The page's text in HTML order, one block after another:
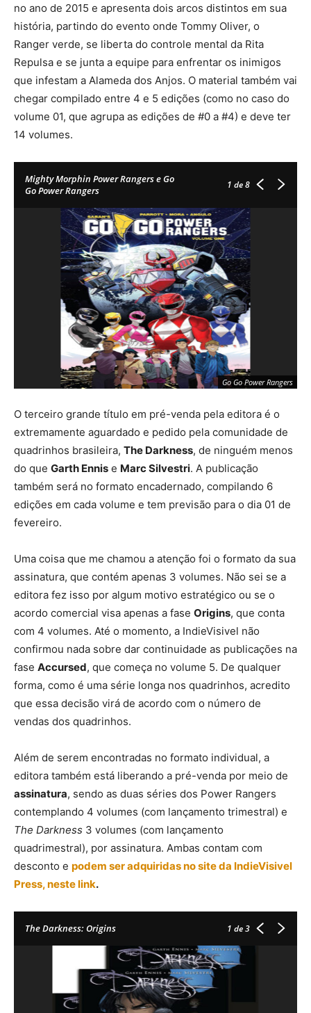
no ano de 2015 e apresenta dois arcos distintos em sua
história, partindo do evento onde Tommy Oliver, o
Ranger verde, se liberta do controle mental da Rita
Repulsa e se junta a equipe para enfrentar os inimigos
que infestam a Alameda dos Anjos. O material também vai
chegar compilado entre 4 e 5 edições (como no caso do
volume 01, que agrupa as edições de #0 a #4) e deve ter
14 volumes.
Mighty Morphin Power Rangers e Go
Go Power Rangers
1 de 8
Go Go Power Rangers
Go Go Power Rangers
Go Go Power Rangers
O terceiro grande título em pré-venda pela editora é o
extremamente aguardado e pedido pela comunidade de
quadrinhos brasileira, The Darkness, de ninguém menos
do que Garth Ennis e Marc Silvestri. A publicação
também será no formato encadernado, compilando 6
edições em cada volume e tem previsão para o dia 01 de
fevereiro.
Uma coisa que me chamou a atenção foi o formato da sua
assinatura, que contém apenas 3 volumes. Não sei se a
editora fez isso por algum motivo estratégico ou se o
acordo comercial visa apenas a fase Origins, que conta
com 4 volumes. Até o momento, a IndieVisivel não
confirmou nada sobre dar continuidade as publicações na
fase Accursed, que começa no volume 5. De qualquer
forma, como é uma série longa nos quadrinhos, acredito
que essa decisão virá de acordo com o número de
vendas dos quadrinhos.
Além de serem encontradas no formato individual, a
editora também está liberando a pré-venda por meio de
assinatura, sendo as duas séries dos Power Rangers
contemplando 4 volumes (com lançamento trimestral) e
The Darkness 3 volumes (com lançamento
quadrimestral), por assinatura. Ambas contam com
desconto e podem ser adquiridas no site da IndieVisivel
Press, neste link.
The Darkness: Origins 1 de 3